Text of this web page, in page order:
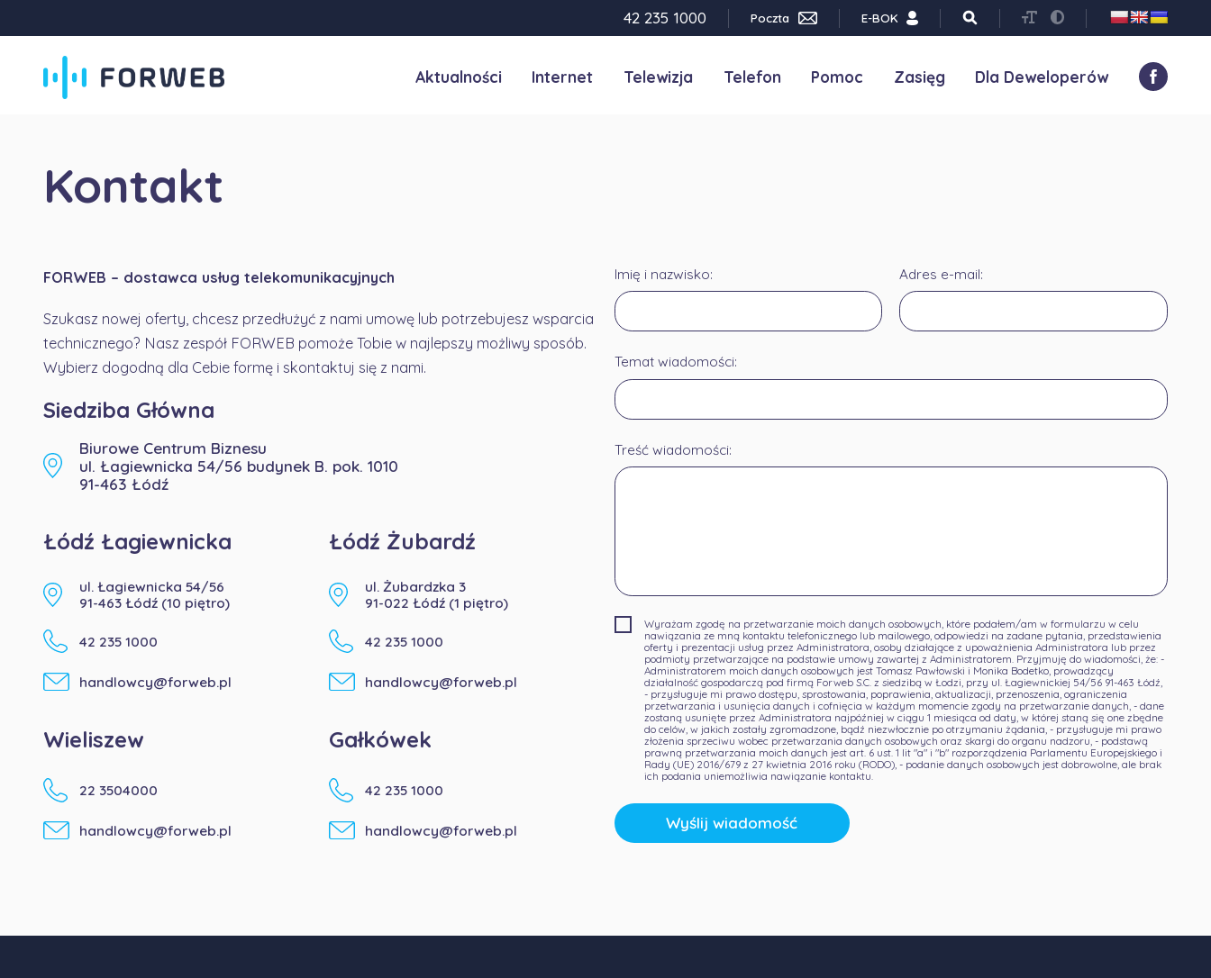
42 235 1000 Poczta E-BOK
Aktualności Internet Telewizja Telefon Pomoc Zasięg Dla Deweloperów
Kontakt
FORWEB – dostawca usług telekomunikacyjnych
Szukasz nowej oferty, chcesz przedłużyć z nami umowę lub potrzebujesz wsparcia
technicznego? Nasz zespół FORWEB pomoże Tobie w najlepszy możliwy sposób.
Wybierz dogodną dla Cebie formę i skontaktuj się z nami.
Siedziba Główna
Biurowe Centrum Biznesu
ul. Łagiewnicka 54/56 budynek B. pok. 1010
91-463 Łódź
Łódź Łagiewnicka
ul. Łagiewnicka 54/56
91-463 Łódź (10 piętro)
42 235 1000
handlowcy@forweb.pl
Łódź Żubardź
ul. Żubardzka 3
91-022 Łódź (1 piętro)
42 235 1000
handlowcy@forweb.pl
Wieliszew
22 3504000
handlowcy@forweb.pl
Gałkówek
42 235 1000
handlowcy@forweb.pl
Imię i nazwisko: Adres e-mail:
Temat wiadomości:
Treść wiadomości:
Wyrażam zgodę na przetwarzanie moich danych osobowych, które podałem/am w formularzu w celu
nawiązania ze mną kontaktu telefonicznego lub mailowego, odpowiedzi na zadane pytania, przedstawienia
oferty i prezentacji usług przez Administratora, osoby działające z upoważnienia Administratora lub przez
podmioty przetwarzające na podstawie umowy zawartej z Administratorem. Przyjmuję do wiadomości, że: -
Administratorem moich danych osobowych jest Tomasz Pawłowski i Monika Bodetko, prowadzący
działalność gospodarczą pod firmą Forweb S.C. z siedzibą w Łodzi, przy ul. Łagiewnickiej 54/56 91-463 Łódź,
- przysługuje mi prawo dostępu, sprostowania, poprawienia, aktualizacji, przenoszenia, ograniczenia
przetwarzania i usunięcia danych i cofnięcia w każdym momencie zgody na przetwarzanie danych, - dane
zostaną usunięte przez Administratora najpóźniej w ciągu 1 miesiąca od daty, w której staną się one zbędne
do celów, w jakich zostały zgromadzone, bądź niezwłocznie po otrzymaniu żądania, - przysługuje mi prawo
złożenia sprzeciwu wobec przetwarzania danych osobowych oraz skargi do organu nadzoru, - podstawą
prawną przetwarzania moich danych jest art. 6 ust. 1 lit "a" i "b" rozporządzenia Parlamentu Europejskiego i
Rady (UE) 2016/679 z 27 kwietnia 2016 roku (RODO), - podanie danych osobowych jest dobrowolne, ale brak
ich podania uniemożliwia nawiązanie kontaktu.
Wyślij wiadomość